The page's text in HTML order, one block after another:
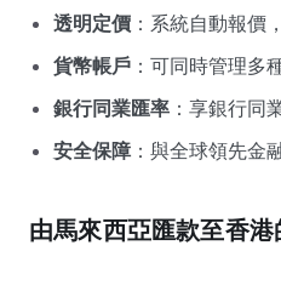
透明定價 ：系統自動報價
貨幣帳戶 ：可同時管理多
銀行同業匯率 ：享銀行同
安全保障 ：與全球領先金
由馬來西亞匯款至香港